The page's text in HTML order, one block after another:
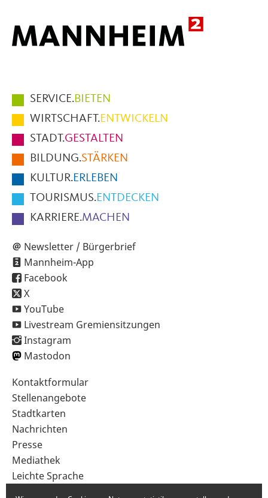
Hauptmenüpunkte
im
Fußbereich
der
Seite
SERVICE.BIETEN
WIRTSCHAFT.ENTWICKELN
STADT.GESTALTEN
BILDUNG.STÄRKEN
KULTUR.ERLEBEN
TOURISMUS.ENTDECKEN
KARRIERE.MACHEN
Newsletter / Bürgerbrief
Mannheim-App
Facebook
X
YouTube
Livestream Gremiensitzungen
Instagram
Mastodon
Sekundärnavigation
im
Fußbereich
Kontaktformular
Stellenangebote
Stadtkarten
Nachrichten
Presse
Mediathek
Leichte Sprache